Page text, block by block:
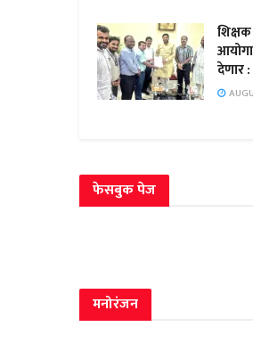
शिक्षक
देणार :
फेसबुक पेज
मनोरंजन